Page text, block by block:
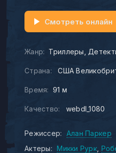
Жанр: Триллеры
Страна: США
Время: 91 м
Качество: webdl_1080
Смотреть онлайн
Режиссер:
Алан Паркер
Актеры:
Микки Рурк